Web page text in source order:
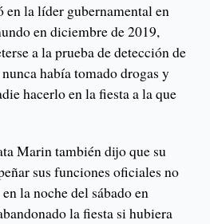
la líder gubernamental en
en diciembre de 2019,
a la prueba de detección de
había tomado drogas y
hacerlo en la fiesta a la que
Marin también dijo que su
sus funciones oficiales no
la noche del sábado en
la fiesta si hubiera